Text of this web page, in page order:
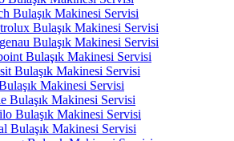
Bulaşık Makinesi Servisi
Bulaşık Makinesi Servisi
Bulaşık Makinesi Servisi
Bulaşık Makinesi Servisi
Bulaşık Makinesi Servisi
Makinesi Servisi
Bulaşık Makinesi Servisi
Bulaşık Makinesi Servisi
Bulaşık Makinesi Servisi